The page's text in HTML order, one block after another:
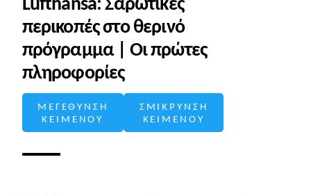
περικοπές στο θερινό
πρόγραμμα | Οι πρώτες
πληροφορίες
ΜΕΓΕΘΥΝΣΗ
ΚΕΙΜΕΝΟΥ
ΣΜΙΚΡΥΝΣΗ
ΚΕΙΜΕΝΟΥ